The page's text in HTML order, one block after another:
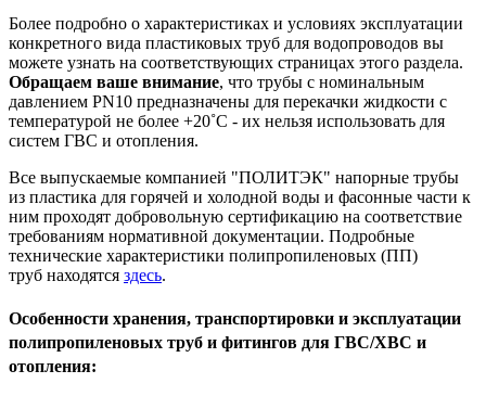
Более подробно о характеристиках и условиях эксплуатации
конкретного вида пластиковых труб для водопроводов вы
можете узнать на соответствующих страницах этого раздела.
Обращаем ваше внимание, что трубы с номинальным
давлением PN10 предназначены для перекачки жидкости с
температурой не более +20˚C - их нельзя использовать для
систем ГВС и отопления.
Все выпускаемые компанией "ПОЛИТЭК" напорные трубы
из пластика для горячей и холодной воды и фасонные части к
ним проходят добровольную сертификацию на соответствие
требованиям нормативной документации. Подробные
технические характеристики полипропиленовых (ПП)
труб находятся здесь.
Особенности хранения, транспортировки и эксплуатации
полипропиленовых труб и фитингов для ГВС/ХВС и
отопления: